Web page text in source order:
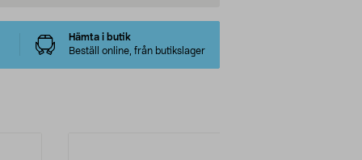
Hämta i butik
Beställ online, från butikslager